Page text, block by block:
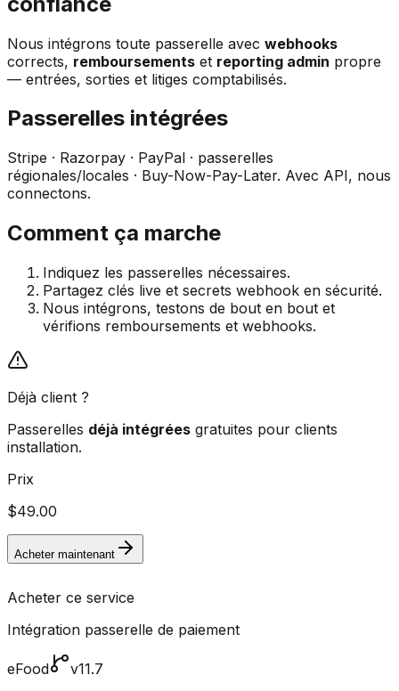
Nous intégrons toute passerelle avec webhooks
corrects, remboursements et reporting admin propre
— entrées, sorties et litiges comptabilisés.
Passerelles intégrées
Stripe · Razorpay · PayPal · passerelles
régionales/locales · Buy-Now-Pay-Later. Avec API, nous
connectons.
Comment ça marche
Indiquez les passerelles nécessaires.
Partagez clés live et secrets webhook en sécurité.
Nous intégrons, testons de bout en bout et
vérifions remboursements et webhooks.
Déjà client ?
Passerelles déjà intégrées gratuites pour clients
installation.
Prix
$49.00
Acheter maintenant
Acheter ce service
Intégration passerelle de paiement
eFood
v11.7